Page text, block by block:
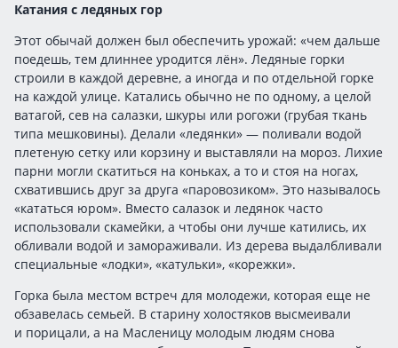
Катания с ледяных гор
Этот обычай должен был обеспечить урожай: «чем дальше
поедешь, тем длиннее уродится лён». Ледяные горки
строили в каждой деревне, а иногда и по отдельной горке
на каждой улице. Катались обычно не по одному, а целой
ватагой, сев на салазки, шкуры или рогожи (грубая ткань
типа мешковины). Делали «ледянки» — поливали водой
плетеную сетку или корзину и выставляли на мороз. Лихие
парни могли скатиться на коньках, а то и стоя на ногах,
схватившись друг за друга «паровозиком». Это называлось
«кататься юром». Вместо салазок и ледянок часто
использовали скамейки, а чтобы они лучше катились, их
обливали водой и замораживали. Из дерева выдалбливали
специальные «лодки», «катульки», «корежки».
Горка была местом встреч для молодежи, которая еще не
обзавелась семьей. В старину холостяков высмеивали
и порицали, а на Масленицу молодым людям снова